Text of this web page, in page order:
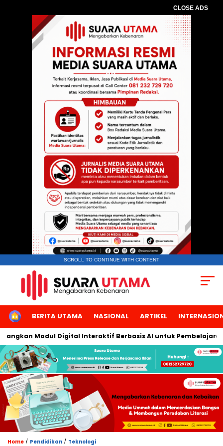
CLOSE ADS
SCROLL TO CONTINUE WITH CONTENT
HOMEBERITA UTAMA NASIONAL ARTIKEL
Modul Digital Interaktif Berbasis AI untuk Pembelajaran
Home / Pendidikan / Teknologi